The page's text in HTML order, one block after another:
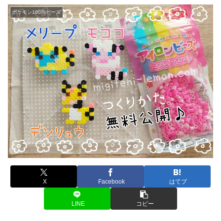
ポケモン100均ビーズ
X Facebook はてブ
LINE コピー